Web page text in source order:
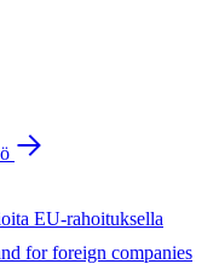
EU-rahoituksella
for foreign companies